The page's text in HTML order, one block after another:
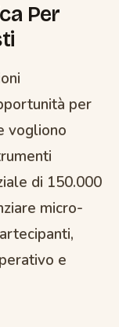
Per
per
vogliono
di 150.000
micro-
e